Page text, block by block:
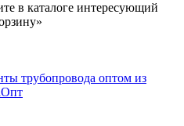
в каталоге интересующий